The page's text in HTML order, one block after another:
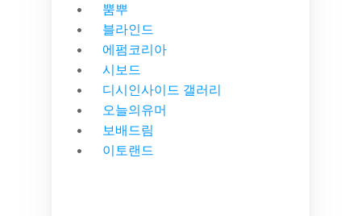
뿜뿌
블라인드
에펌코리아
시보드
디시인사이드 갤러리
오늘의유머
보배드림
이토랜드